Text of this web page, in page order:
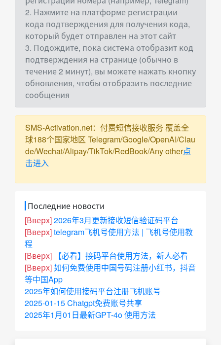
2. Нажмите на платформе регистрации
кода подтверждения для получения кода,
который будет отправлен на этот сайт
3. Подождите, пока система отобразит код
подтверждения на странице (обычно в
течение 2 минут), вы можете нажать кнопку
обновления, чтобы отобразить последние
сообщения
SMS-Activation.net：付费短信接收服务 覆盖全
球188个国家地区 Telegram/Google/OpenAI/Clau
de/Wechat/Alipay/TikTok/RedBook/Any other点
击进入
Последние новости
[Вверх]2026年3月更新接收短信验证码平台
[Вверх]telegram飞机号使用方法 | 飞机号使用教
程
[Вверх]
【必看】接码平台使用方法，新人必看
[Вверх]如何免费使用中国号码注册小红书，抖音
等中国App
2025年如何使用接码平台注册飞机账号
2025-01-15 Chatgpt免费账号共享
2025年1月01日最新GPT-4o 使用方法